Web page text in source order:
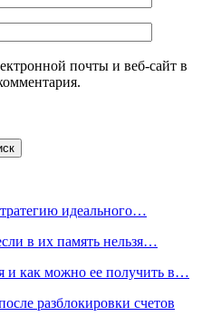
почты и веб-сайт в
идеального…
в их память нельзя…
и как можно ее получить в…
разблокировки счетов